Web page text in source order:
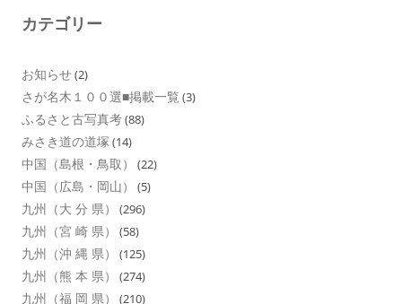
カテゴリー
お知らせ(2)
さが名木１００選■掲載一覧 (3)
ふるさと古写真考(88)
みさき道の道塚 (14)
中国（島根・鳥取） (22)
中国（広島・岡山） (5)
九州（大 分 県） (296)
九州（宮 崎 県） (58)
九州（沖 縄 県） (125)
九州（熊 本 県） (274)
九州（福 岡 県） (210)